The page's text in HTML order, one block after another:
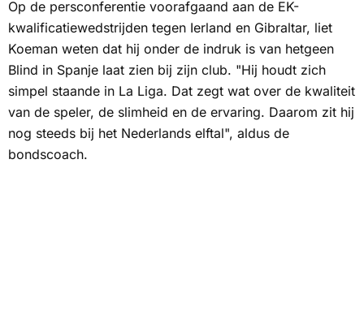
Op de persconferentie voorafgaand aan de EK-
kwalificatiewedstrijden tegen Ierland en Gibraltar, liet
Koeman weten dat hij onder de indruk is van hetgeen
Blind in Spanje laat zien bij zijn club. "Hij houdt zich
simpel staande in La Liga. Dat zegt wat over de kwaliteit
van de speler, de slimheid en de ervaring. Daarom zit hij
nog steeds bij het Nederlands elftal", aldus de
bondscoach.